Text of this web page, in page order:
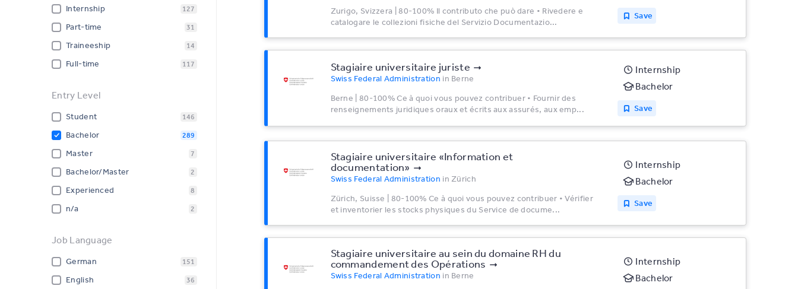
Internship 127
Part-time 31
Traineeship 14
Full-time 117
Entry Level
Student 146
Bachelor 289
Master 7
Bachelor/Master 2
Experienced 8
n/a 2
Job Language
German 151
English 36
Zurigo, Svizzera | 80-100% Il contributo che può dare • Rivedere e
catalogare le collezioni fisiche del Servizio Documentazio...
Save
Stagiaire universitaire juriste
Swiss Federal Administration in Berne
Berne | 80-100% Ce à quoi vous pouvez contribuer • Fournir des
renseignements juridiques oraux et écrits aux assurés, aux emp...
Internship
Bachelor
Save
Stagiaire universitaire «Information et
documentation»
Swiss Federal Administration inZürich
Zürich, Suisse | 80-100% Ce à quoi vous pouvez contribuer • Vérifier
et inventorier les stocks physiques du Service de docume...
Internship
Bachelor
Save
Stagiaire universitaire au sein du domaine RH du
commandement des Opérations
Swiss Federal Administration in Berne
Internship
Bachelor